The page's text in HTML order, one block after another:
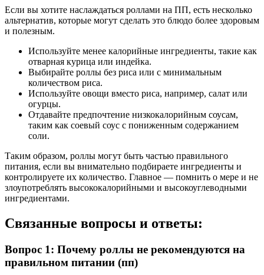
Если вы хотите наслаждаться роллами на ПП, есть несколько
альтернатив, которые могут сделать это блюдо более здоровым
и полезным.
Используйте менее калорийные ингредиенты, такие как
отварная курица или индейка.
Выбирайте роллы без риса или с минимальным
количеством риса.
Используйте овощи вместо риса, например, салат или
огурцы.
Отдавайте предпочтение низкокалорийным соусам,
таким как соевый соус с пониженным содержанием
соли.
Таким образом, роллы могут быть частью правильного
питания, если вы внимательно подбираете ингредиенты и
контролируете их количество. Главное — помнить о мере и не
злоупотреблять высококалорийными и высокоуглеводными
ингредиентами.
Связанные вопросы и ответы:
Вопрос 1: Почему роллы не рекомендуются на
правильном питании (пп)